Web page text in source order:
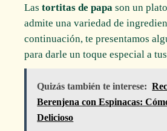
Lastortitas de papa son un
admite una variedad de
continuación, te presentamos
para darle un toque especial a
Quizás también te interese:
Berenjena con Espinacas:
Delicioso